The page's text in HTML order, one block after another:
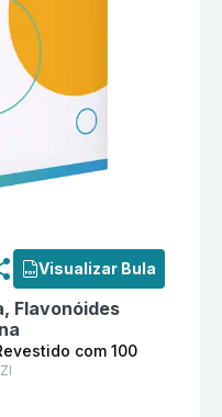
Visualizar Bula
Flavonóides
com 100